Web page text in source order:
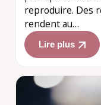
reproduire. Des
rendent au…
Lire plus